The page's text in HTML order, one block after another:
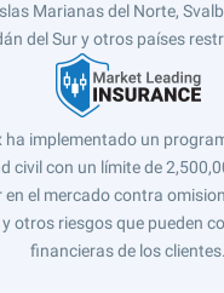
Marianas del Norte,
del Sur y otros países
ha implementado un
civil con un límite de
el mercado contra
otros riesgos que pueden
financieras de los clientes.